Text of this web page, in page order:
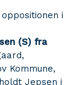
i
(S) fra
Kommune,
Jepsen i